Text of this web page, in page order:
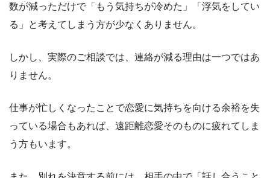
数が減っただけで「もう気持ちが冷めた」「浮気をしてい
る」と考えてしまう方が少なくありません。
しかし、実際のご相談では、連絡が減る理由は一つではあ
りません。
仕事が忙しくなったことで恋愛に気持ちを向ける余裕を失
っている場合もあれば、遠距離恋愛そのものに疲れてしま
う方もいます。